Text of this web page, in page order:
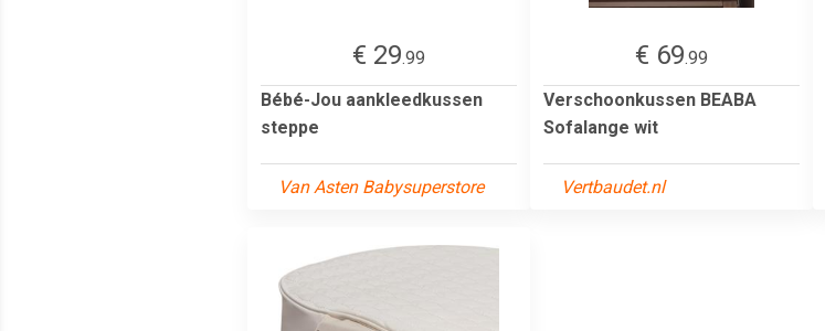
€ 29.99
Bébé-Jou aankleedkussen
steppe
Van Asten Babysuperstore
€ 69.99
Verschoonkussen BEABA
Sofalange wit
Vertbaudet.nl